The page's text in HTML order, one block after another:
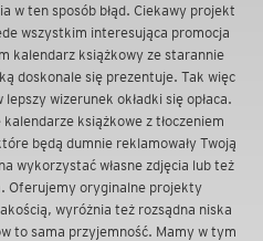
w ten sposób błąd. Ciekawy projekt
wszystkim interesująca promocja
kalendarz książkowy ze starannie
doskonale się prezentuje. Tak więc
wizerunek okładki się opłaca.
książkowe z tłoczeniem
będą dumnie reklamowały Twoją
wykorzystać własne zdjęcia lub też
Oferujemy oryginalne projekty
wyróżnia też rozsądna niska
to sama przyjemność. Mamy w tym